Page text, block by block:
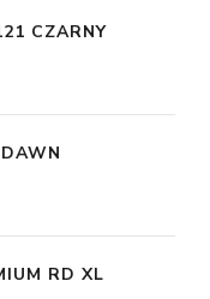
CZARNY
RD XL